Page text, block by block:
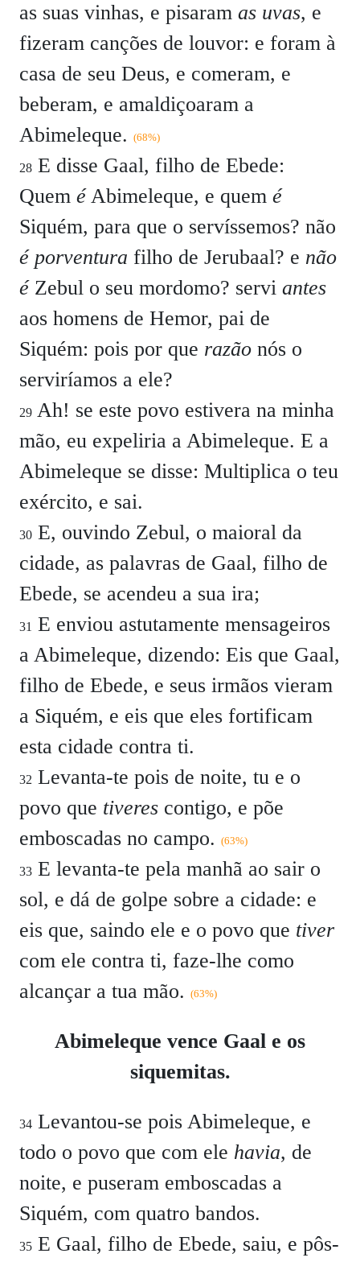
as suas vinhas, e pisaram as uvas, e
fizeram canções de louvor: e foram à
casa de seu Deus, e comeram, e
beberam, e amaldiçoaram a
Abimeleque. (68%)
28 E disse Gaal, filho de Ebede:
Quem éAbimeleque, e quem é
Siquém, para que o servíssemos? não
é porventura filho de Jerubaal? e não
éZebul o seu mordomo? servi antes
aos homens de Hemor, pai de
Siquém: pois por que razão nós o
serviríamos a ele?
29 Ah! se este povo estivera na minha
mão, eu expeliria a Abimeleque. E a
Abimeleque se disse: Multiplica o teu
exército, e sai.
30 E, ouvindo Zebul, o maioral da
cidade, as palavras de Gaal, filho de
Ebede, se acendeu a sua ira;
31 E enviou astutamente mensageiros
a Abimeleque, dizendo: Eis que Gaal,
filho de Ebede, e seus irmãos vieram
a Siquém, e eis que eles fortificam
esta cidade contra ti.
32 Levanta-te pois de noite, tu e o
povo que tiveres contigo, e põe
emboscadas no campo. (63%)
33 E levanta-te pela manhã ao sair o
sol, e dá de golpe sobre a cidade: e
eis que, saindo ele e o povo que tiver
com ele contra ti, faze-lhe como
alcançar a tua mão. (63%)
Abimeleque vence Gaal e os
siquemitas.
34 Levantou-se pois Abimeleque, e
todo o povo que com ele havia, de
noite, e puseram emboscadas a
Siquém, com quatro bandos.
35 E Gaal, filho de Ebede, saiu, e pôs-